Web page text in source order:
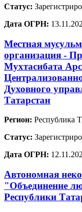
Статус:
Дата ОГРН:
Местная
организация -
Мухтасибата
Духовного
Татарстан
Регион: Республика
Статус:
Дата ОГРН:
Автономная
"Объединение
Республики